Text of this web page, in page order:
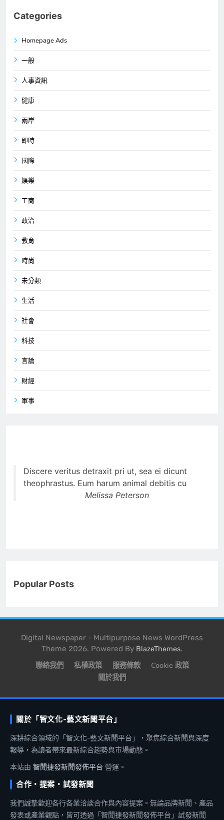
Categories
Homepage Ads
一般
人事資訊
健康
兩岸
即時
國際
娛樂
工商
政治
教育
時尚
未分類
生活
社會
科技
言論
財經
軍事
Discere veritus detraxit pri ut, sea ei dicunt
theophrastus. Eum harum animal debitis cu
Melissa Peterson
Popular Posts
Digital Newspaper - Multipurpose News WordPress
Theme 2026. Powered By BlazeThemes.
聯絡我們 私權政策 服務條款
Cookie 政策
關於我們
關於「智文化-藝文新聞平台」
深耕綜合領域的「智文化-藝文新聞平台」，聚焦綜合新聞與深度
報導，為讀者帶來最新綜合趨勢與市場動態。
本站由 智聞捷發新聞發佈平台 營運。
合作・提案・試發新聞
我們誠摯歡迎各行各業洽談合作與內容提案。無論品牌新聞、產品
發表或產業觀點，皆可透過「智聞捷發新聞發佈平台」試發新聞